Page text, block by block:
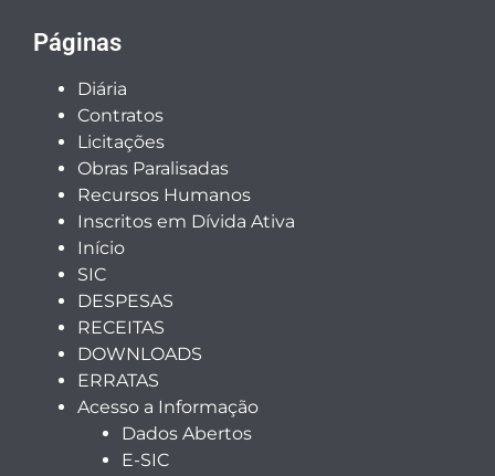
Páginas
Diária
Contratos
Licitações
Obras Paralisadas
Recursos Humanos
Inscritos em Dívida Ativa
Início
SIC
DESPESAS
RECEITAS
DOWNLOADS
ERRATAS
Acesso a Informação
Dados Abertos
E-SIC